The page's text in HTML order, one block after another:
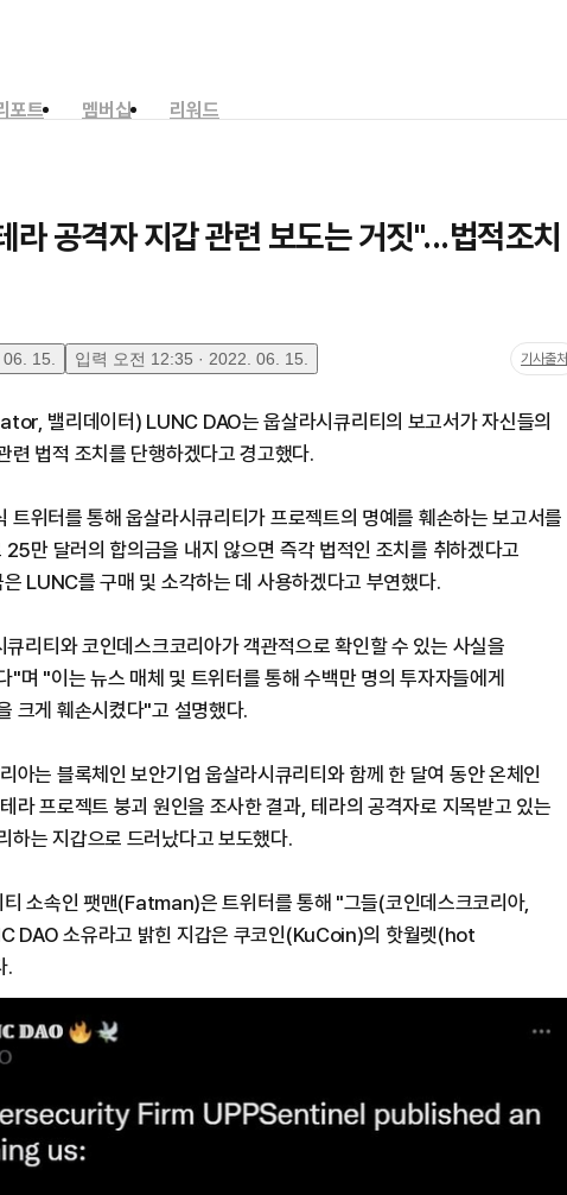
포트 멤버십
리워드
공격자 지갑 관련 보도는 거짓"...법적조치
15. 입력 오전 12:35 · 2022. 06. 15. 기사출처
밸리데이터) LUNC DAO는 웁살라시큐리티의 보고서가 자신들의
련 법적 조치를 단행하겠다고 경고했다.
위터를 통해 웁살라시큐리티가 프로젝트의 명예를 훼손하는 보고서를
만 달러의 합의금을 내지 않으면 즉각 법적인 조치를 취하겠다고
LUNC를 구매 및 소각하는 데 사용하겠다고 부연했다.
리티와 코인데스크코리아가 객관적으로 확인할 수 있는 사실을
"며 "이는 뉴스 매체 및 트위터를 통해 수백만 명의 투자자들에게
크게 훼손시켰다"고 설명했다.
아는 블록체인 보안기업 웁살라시큐리티와 함께 한 달여 동안 온체인
라 프로젝트 붕괴 원인을 조사한 결과, 테라의 공격자로 지목받고 있는
하는 지갑으로 드러났다고 보도했다.
티 소속인 팻맨(Fatman)은 트위터를 통해 "그들(코인데스크코리아,
DAO 소유라고 밝힌 지갑은 쿠코인(KuCoin)의 핫월렛(hot
.